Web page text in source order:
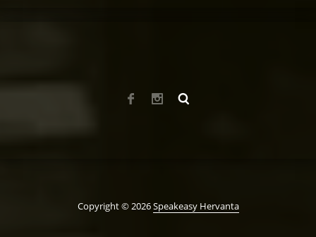
Copyright © 2026Speakeasy Hervanta